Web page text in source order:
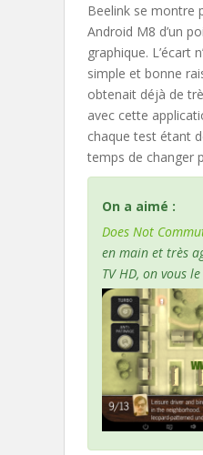
Beelink se montre
Android M8 d’un
graphique. L’écart
simple et bonne
obtenait déjà de
avec cette
chaque test étant
temps de changer
On a aimé :
Does Not
en main et très
TV HD, on vous